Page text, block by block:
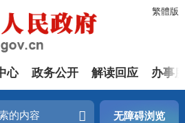
繁體版
心 政务公开 解读回应 办事
无障碍浏览